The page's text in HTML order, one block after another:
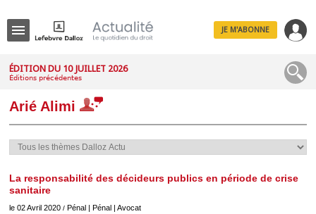
JE M'ABONNE
ÉDITION DU 10 JUILLET 2026
Éditions précédentes
Arié Alimi
La responsabilité des décideurs publics en période de crise
sanitaire
le 02 Avril 2020 / Pénal | Pénal | Avocat